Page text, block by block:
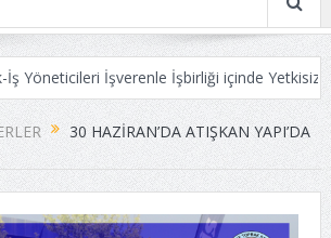
İşverenle İşbirliği içinde Yetkisiz
30 HAZIRAN’DA ATIŞKAN YAPI’DA